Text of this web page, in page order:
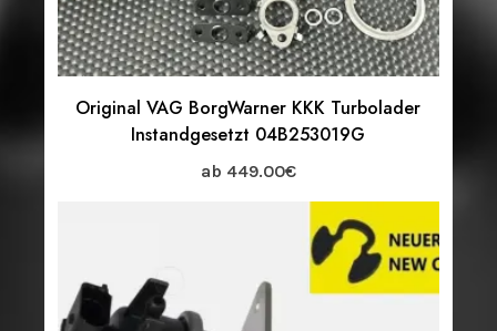
Original VAG BorgWarner KKK Turbolader
Instandgesetzt 04B253019G
ab 449.00€